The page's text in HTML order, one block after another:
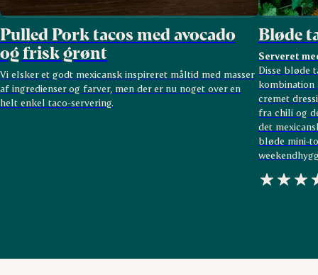
Pulled Pork tacos med avocado
og frisk grønt
Vi elsker et godt mexicansk inspireret måltid med masser
af ingredienser og farver, men der er nu noget over en
helt enkel taco-servering.
Bløde
Serveret
Disse bløde
kombination
cremet
fra chili og
det
bløde mini-